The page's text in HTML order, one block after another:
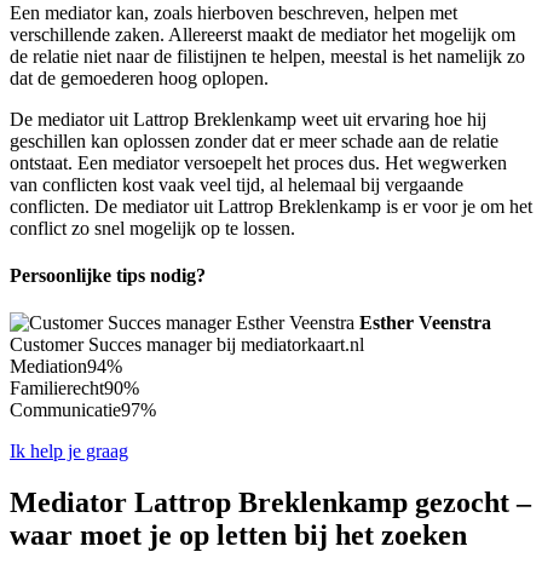
Een mediator kan, zoals hierboven beschreven, helpen met
verschillende zaken. Allereerst maakt de mediator het mogelijk om
de relatie niet naar de filistijnen te helpen, meestal is het namelijk zo
dat de gemoederen hoog oplopen.
De mediator uit Lattrop Breklenkamp weet uit ervaring hoe hij
geschillen kan oplossen zonder dat er meer schade aan de relatie
ontstaat. Een mediator versoepelt het proces dus. Het wegwerken
van conflicten kost vaak veel tijd, al helemaal bij vergaande
conflicten. De mediator uit Lattrop Breklenkamp is er voor je om het
conflict zo snel mogelijk op te lossen.
Persoonlijke tips nodig?
Esther Veenstra
Customer Succes manager bij mediatorkaart.nl
Mediation94%
Familierecht90%
Communicatie97%
Ik help je graag
Mediator Lattrop Breklenkamp gezocht –
waar moet je op letten bij het zoeken